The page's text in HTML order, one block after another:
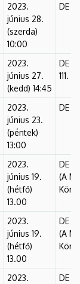
2023.
június 28.
(szerda)
10:00
DE
2023.
június 27.
(kedd) 14:45
DE
111.
2023.
június 23.
(péntek)
13:00
DE
2023.
június 19.
(hétfő)
13.00
DE
(A
2023.
június 19.
(hétfő)
13.00
DE
(A
2023.
DE